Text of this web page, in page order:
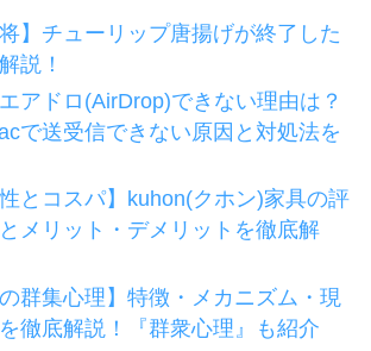
将】チューリップ唐揚げが終了した
説！
エアドロ(AirDrop)できない理由は？
で送受信できない原因と対処法を
性とコスパ】kuhon(クホン)家具の評
メリット・デメリットを徹底解
の群集心理】特徴・メカニズム・現
徹底解説！『群衆心理』も紹介